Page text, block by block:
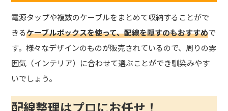
電源タップや複数のケーブルをまとめて収納することがで
きるケーブルボックスを使って、配線を隠すのもおすすめで
す。様々なデザインのものが販売されているので、周りの雰
囲気（インテリア）に合わせて選ぶことができ馴染みやす
いでしょう。
配線整理はプロにお任せ！